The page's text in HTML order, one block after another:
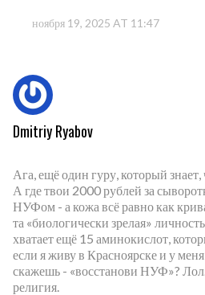
ноября 19, 2025 AT 11:47
Dmitriy Ryabov
Ага, ещё один гуру, который знает,
А где твои 2000 рублей за
НУФом - а кожа всё равно как
та «биологически зрелая»
хватает ещё 15 аминокислот,
если я живу в Красноярске и у
скажешь - «восстанови НУФ»?
религия.